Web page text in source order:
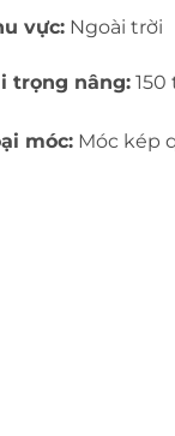
vực: Ngoài trời
trọng nâng: 150
móc: Móc kép